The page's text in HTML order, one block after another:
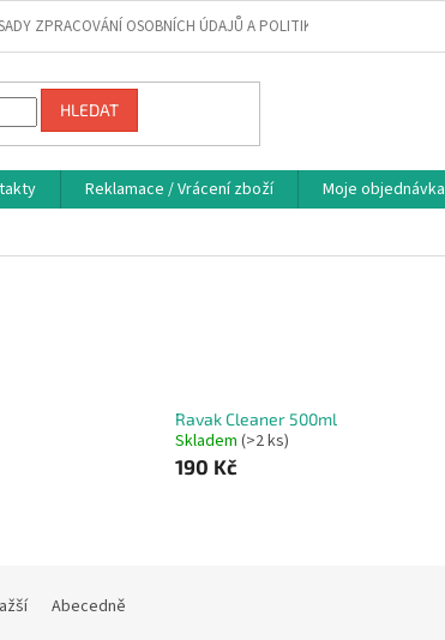
ZPRACOVÁNÍ OSOBNÍCH ÚDAJŮ A POLITIKA COOKIES
HLEDAT
Reklamace / Vrácení zboží Moje objednávka
Ravak Cleaner 500ml
Skladem (>2 ks)
190 Kč
Abecedně